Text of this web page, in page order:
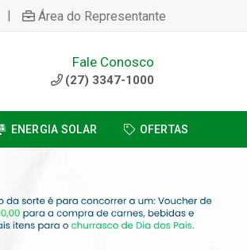
| Área do Representante
Fale Conosco
(27) 3347-1000
ENERGIA SOLAR OFERTAS